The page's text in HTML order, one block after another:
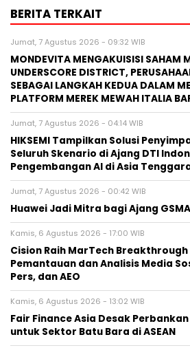
BERITA TERKAIT
Jumat, 7 Agustus 2026 - 09:32 WIB
MONDEVITA MENGAKUISISI SAHAM
UNDERSCORE DISTRICT,
SEBAGAI LANGKAH KEDUA DALAM
PLATFORM MEREK MEWAH ITALIA
Jumat, 7 Agustus 2026 - 04:14 WIB
HIKSEMI Tampilkan Solusi
Seluruh Skenario di Ajang DTI
Pengembangan AI di Asia
Jumat, 7 Agustus 2026 - 00:42 WIB
Huawei Jadi Mitra bagi Ajang GSMA
Kamis, 6 Agustus 2026 - 17:00 WIB
Cision Raih MarTech
Pemantauan dan Analisis Media
Pers, dan AEO
Kamis, 6 Agustus 2026 - 13:02 WIB
Fair Finance Asia Desak
untuk Sektor Batu Bara di ASEAN